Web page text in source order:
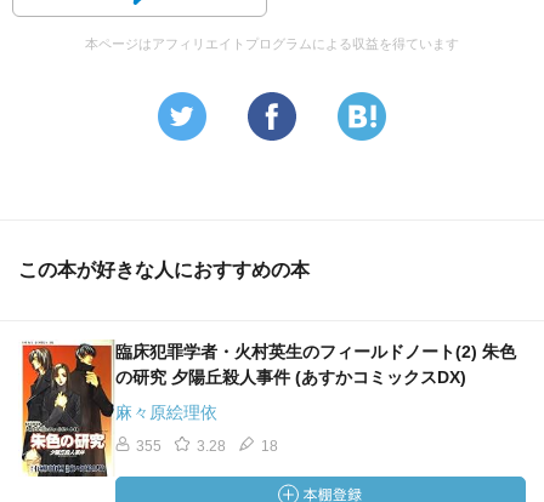
本ページはアフィリエイトプログラムによる収益を得ています
この本が好きな人におすすめの本
臨床犯罪学者・火村英生のフィールドノート(2) 朱色
の研究 夕陽丘殺人事件 (あすかコミックスDX)
麻々原絵理依
355 3.28 18